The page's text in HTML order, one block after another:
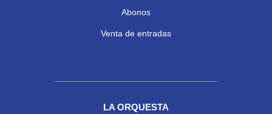
Abonos
Venta de entradas
LA ORQUESTA